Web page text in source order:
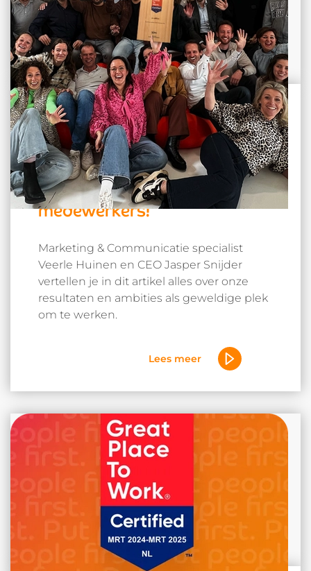
Leestijd:5 min.
De Great Place To Work
certificering stimuleert ons
om onszelf te verbeteren en
te blijven luisteren naar onze
medewerkers!
Marketing & Communicatie specialist
Veerle Huinen en CEO Jasper Snijder
vertellen je in dit artikel alles over onze
resultaten en ambities als geweldige plek
om te werken.
Lees meer